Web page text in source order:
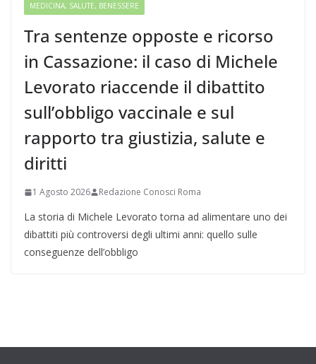
MEDICINA, SALUTE, BENESSERE
Tra sentenze opposte e ricorso
in Cassazione: il caso di Michele
Levorato riaccende il dibattito
sull’obbligo vaccinale e sul
rapporto tra giustizia, salute e
diritti
1 Agosto 2026 Redazione Conosci Roma
La storia di Michele Levorato torna ad alimentare uno dei
dibattiti più controversi degli ultimi anni: quello sulle
conseguenze dell’obbligo